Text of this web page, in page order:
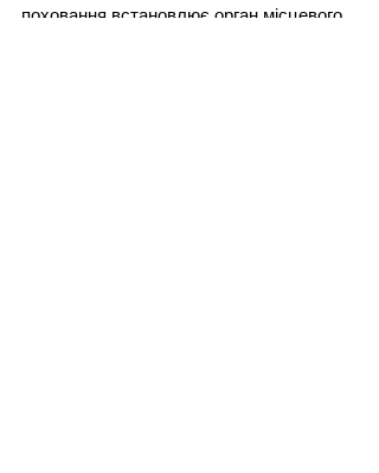
поховання встановлює орган місцевого